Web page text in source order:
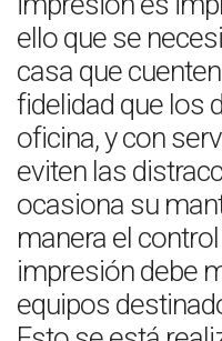
ello que se
casa que
fidelidad que los
oficina, y con
eviten las
ocasiona su
manera el
impresión debe
equipos